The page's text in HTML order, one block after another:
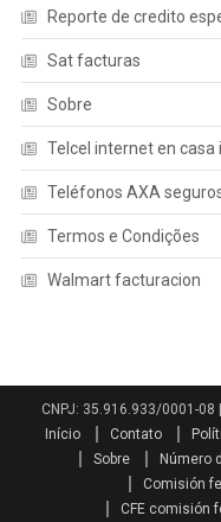
Reporte de credito
Sat facturas
Sobre
Telcel internet en casa
Teléfonos AXA
Termos e Condições
Walmart facturacion
CNPJ: 35.916.933/0001-08
Início
Contato
Sobre
Número
Comisión
CFE comisión